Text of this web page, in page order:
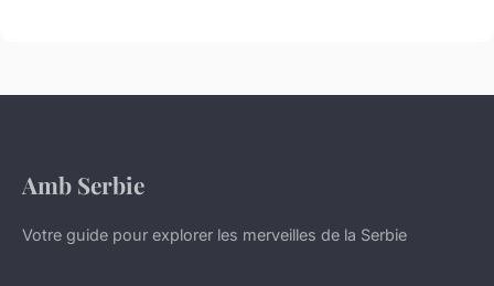
Amb Serbie
Votre guide pour explorer les merveilles de la Serbie